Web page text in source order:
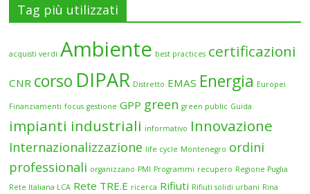
Tag più utilizzati
acquisti verdi Ambiente best practices certificazioni
CNR corso DIPAR Distretto EMAS Energia Europei
Finanziamenti focus gestione GPP green green public Guida
impianti industriali informativo Innovazione
Internazionalizzazione life cycle Montenegro ordini
professionali organizzano PMI Programmi recupero Regione Puglia
Rete Italiana LCA Rete TRE.E ricerca Rifiuti Rifiuti solidi urbani Rina